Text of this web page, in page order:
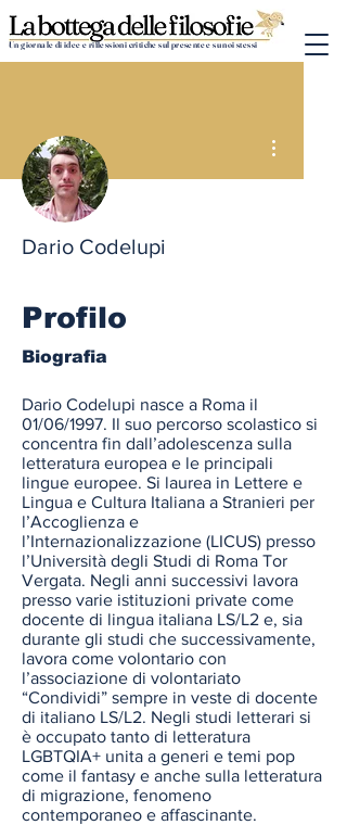
Un giornale di idee e riflessioni critiche sul presente e su noi stessi
Dario Codelupi
Profilo
Biografia
Dario Codelupi nasce a Roma il
01/06/1997. Il suo percorso scolastico si
concentra fin dall’adolescenza sulla
letteratura europea e le principali
lingue europee. Si laurea in Lettere e
Lingua e Cultura Italiana a Stranieri per
l’Accoglienza e
l’Internazionalizzazione (LICUS) presso
l’Università degli Studi di Roma Tor
Vergata. Negli anni successivi lavora
presso varie istituzioni private come
docente di lingua italiana LS/L2 e, sia
durante gli studi che successivamente,
lavora come volontario con
l’associazione di volontariato
“Condividi” sempre in veste di docente
di italiano LS/L2. Negli studi letterari si
è occupato tanto di letteratura
LGBTQIA+ unita a generi e temi pop
come il fantasy e anche sulla letteratura
di migrazione, fenomeno
contemporaneo e affascinante.